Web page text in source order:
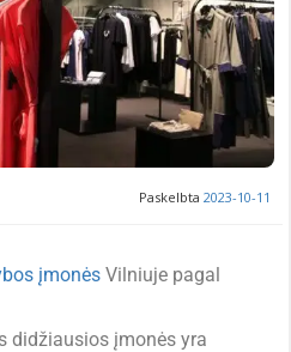
Paskelbta 2023-10-11
įmonės Vilniuje pagal
didžiausios įmonės yra